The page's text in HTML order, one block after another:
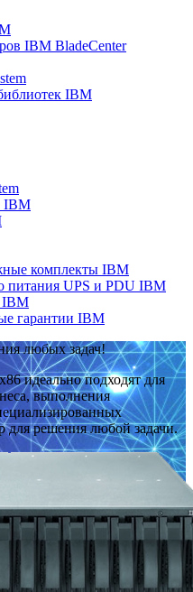
IBM BladeCenter
IBM
IBM
комплекты IBM
питания UPS и PDU IBM
IBM
гарантии IBM
любых задач!
идеально подходят для
выполнения
для решения любой задачи.